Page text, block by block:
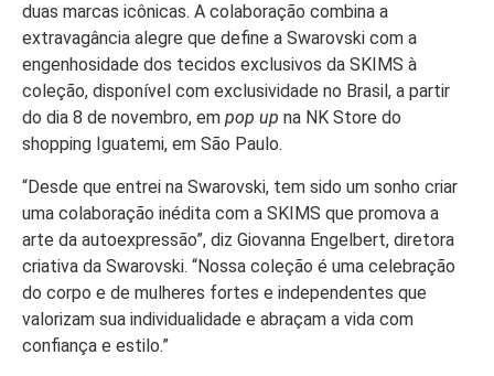
duas marcas icônicas. A colaboração combina a
extravagância alegre que define a Swarovski com a
engenhosidade dos tecidos exclusivos da SKIMS à
coleção, disponível com exclusividade no Brasil, a partir
do dia 8 de novembro, em pop up na NK Store do
shopping Iguatemi, em São Paulo.
“Desde que entrei na Swarovski, tem sido um sonho criar
uma colaboração inédita com a SKIMS que promova a
arte da autoexpressão”, diz Giovanna Engelbert, diretora
criativa da Swarovski. “Nossa coleção é uma celebração
do corpo e de mulheres fortes e independentes que
valorizam sua individualidade e abraçam a vida com
confiança e estilo.”